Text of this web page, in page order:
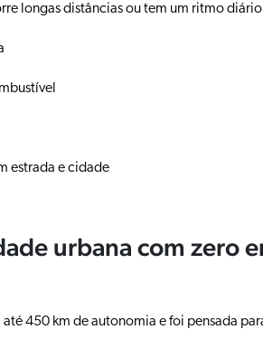
longas distâncias ou tem um ritmo
estrada e cidade
urbana com zero
450 km de autonomia e foi pensada